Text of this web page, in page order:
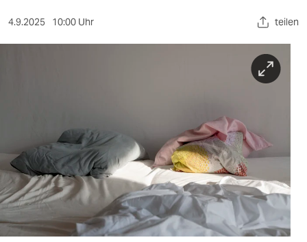
kultur
sport
wahrheit
verlag
verlag
veranstaltungen
4.9.2025 10:00 Uhr teilen